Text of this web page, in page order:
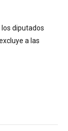
diputados
a las